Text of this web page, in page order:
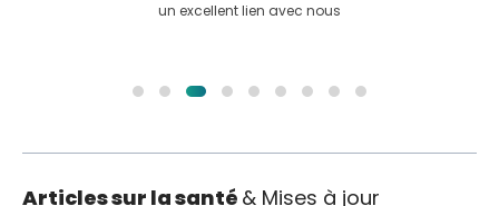
un excellent lien avec nous
Articles sur la santé & Mises à jour